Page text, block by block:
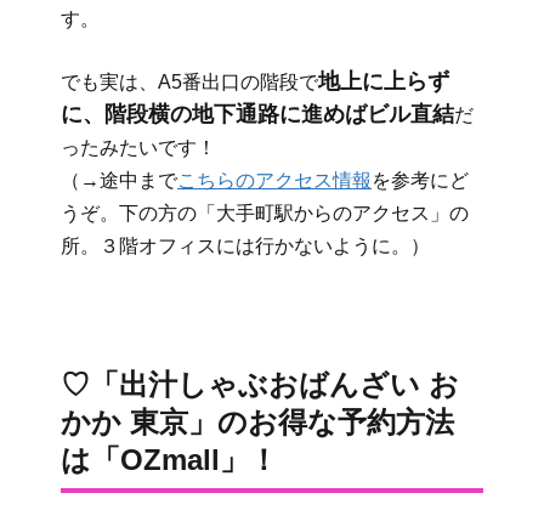
す。
でも実は、A5番出口の階段で地上に上らず
に、階段横の地下通路に進めばビル直結だ
ったみたいです！
（→途中までこちらのアクセス情報 を参考にど
うぞ。下の方の「大手町駅からのアクセス」の
所。３階オフィスには行かないように。）
♡「出汁しゃぶおばんざい お
かか 東京」のお得な予約方法
は「OZmall」！